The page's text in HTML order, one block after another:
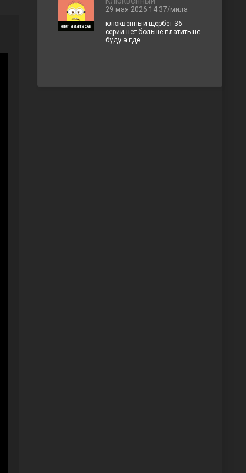
29 мая 2026 14:37/мила
клюквенный щербет 36
серии нет больше платить не
буду а где